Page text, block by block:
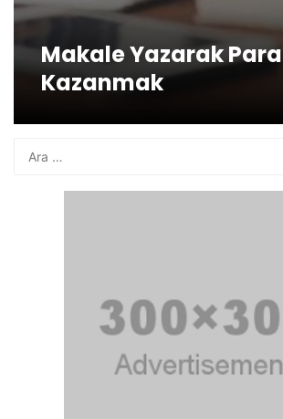
Makale Yazarak Para
Kazanmak